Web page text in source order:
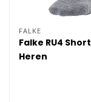
FALKE
Falke RU4 Short
Heren